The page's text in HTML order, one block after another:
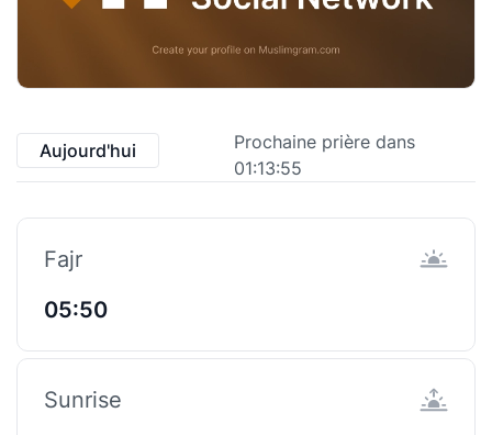
Aujourd'hui
Prochaine prière dans
01:13:55
Fajr
05:50
Sunrise